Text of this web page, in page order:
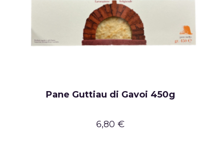
Pane Guttiau di Gavoi 450g
6,80 €